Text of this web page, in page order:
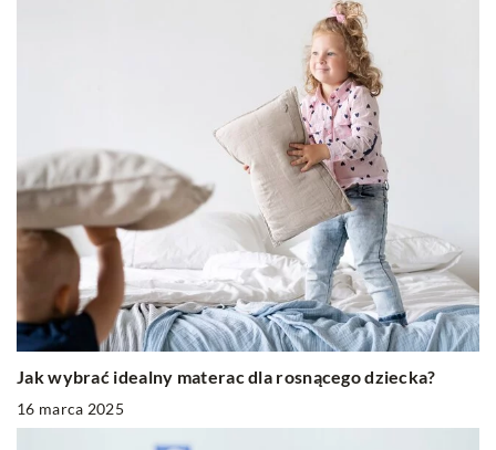
Jak wybrać idealny materac dla rosnącego dziecka?
16 marca 2025